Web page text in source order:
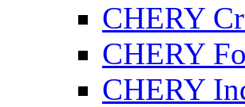
CHERY
CHERY
CHERY